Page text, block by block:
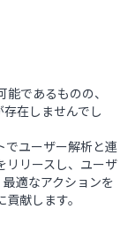
であるものの、
在しませんでし
でユーザー解析と連
リースし、ユーザ
適なアクションを
献します。